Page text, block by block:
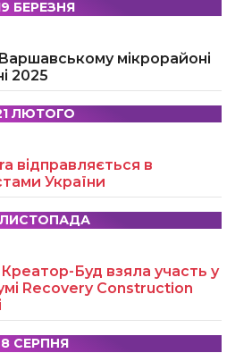
БЕРЕЗНЯ
мікрорайоні
2025
ЛЮТОГО
відправляється в
України
ЛИСТОПАДА
Креатор-Буд взяла участь у
Recovery Construction
8 СЕРПНЯ